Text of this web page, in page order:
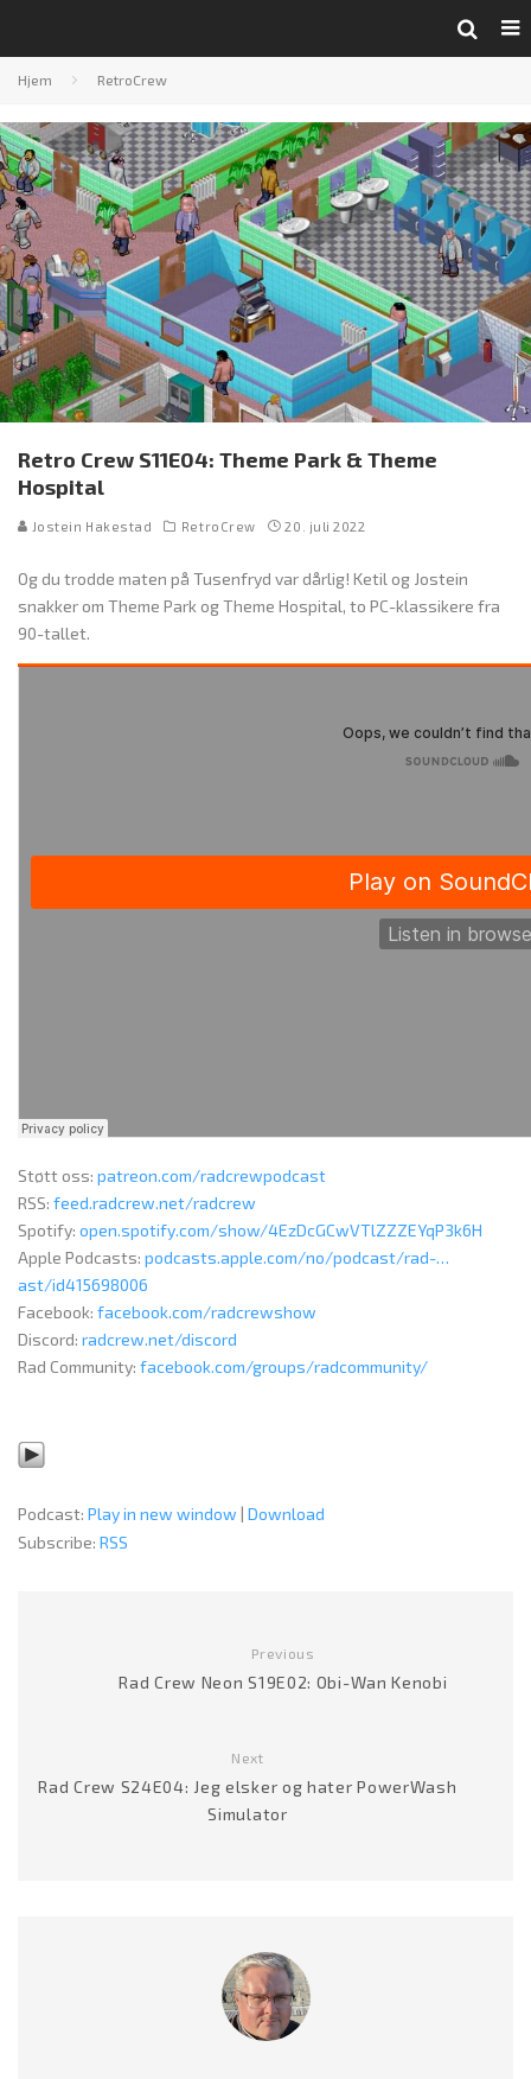
Hjem RetroCrew
Retro Crew S11E04: Theme Park & Theme
Hospital
Jostein Hakestad RetroCrew 20. juli 2022
Og du trodde maten på Tusenfryd var dårlig! Ketil og Jostein
snakker om Theme Park og Theme Hospital, to PC-klassikere fra
90-tallet.
Støtt oss: patreon.com/radcrewpodcast
RSS: feed.radcrew.net/radcrew
Spotify: open.spotify.com/show/4EzDcGCwVTlZZZEYqP3k6H
Apple Podcasts: podcasts.apple.com/no/podcast/rad-…
ast/id415698006
Facebook: facebook.com/radcrewshow
Discord: radcrew.net/discord
Rad Community: facebook.com/groups/radcommunity/
Podcast: Play in new window | Download
Subscribe: RSS
Previous
Rad Crew Neon S19E02: Obi-Wan Kenobi
Next
Rad Crew S24E04: Jeg elsker og hater PowerWash
Simulator